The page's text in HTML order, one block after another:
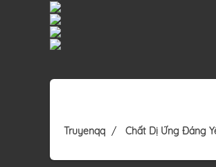
Truyenqq Chất Dị Ứng Đáng